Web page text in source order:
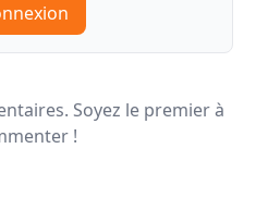
Soyez le premier à
!